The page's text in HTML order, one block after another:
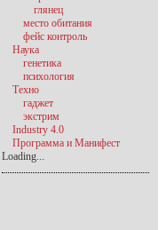
глянец
место обитания
фейс контроль
Наука
генетика
психология
Техно
гаджет
экстрим
Industry 4.0
Программа и Манифест
Loading...